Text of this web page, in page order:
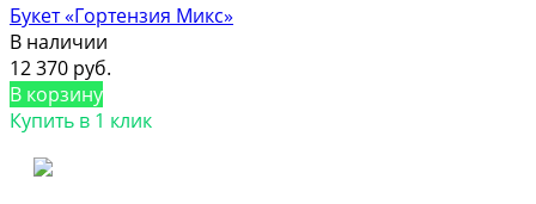
Букет «Гортензия Микс»
В наличии
12 370 руб.
В корзину
Купить в 1 клик